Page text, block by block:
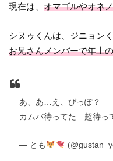
現在は、オマゴルやオネ
シヌゥくんは、ジニョン
お兄さんメンバーで年上
あ、あ…え、びっぽ？
カムバ待ってた…超待っ
— とも